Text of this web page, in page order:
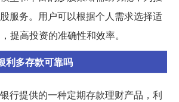
服务。用户可以根据个人需求选择适
提高投资的准确性和效率。
利多存款可靠吗
行提供的一种定期存款理财产品，利